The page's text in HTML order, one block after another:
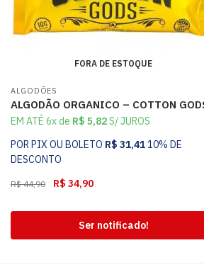
FORA DE ESTOQUE
ALGODÕES
ALGODÃO ORGANICO – COTTON
EM ATÉ 6x de R$ 5,82S/ JUROS
POR PIX OU BOLETO R$ 31,4110% DE
DESCONTO
R$44,90 R$ 34,90
Ser notificado!